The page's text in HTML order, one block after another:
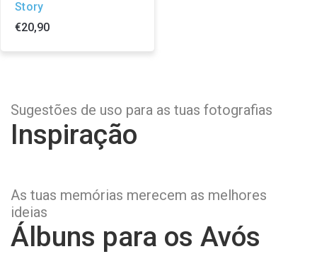
Story
€20,90
Sugestões de uso para as tuas fotografias
Inspiração
As tuas memórias merecem as melhores
ideias
Álbuns para os Avós